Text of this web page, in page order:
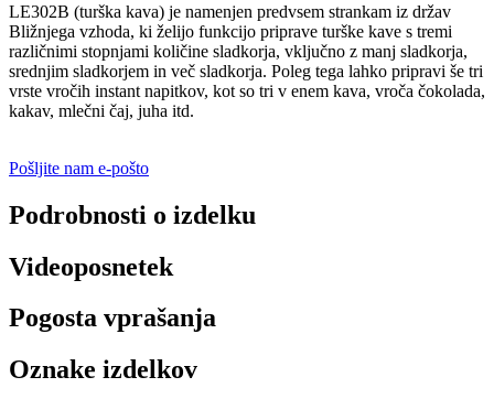
LE302B (turška kava) je namenjen predvsem strankam iz držav
Bližnjega vzhoda, ki želijo funkcijo priprave turške kave s tremi
različnimi stopnjami količine sladkorja, vključno z manj sladkorja,
srednjim sladkorjem in več sladkorja. Poleg tega lahko pripravi še tri
vrste vročih instant napitkov, kot so tri v enem kava, vroča čokolada,
kakav, mlečni čaj, juha itd.
Pošljite nam e-pošto
Podrobnosti o izdelku
Videoposnetek
Pogosta vprašanja
Oznake izdelkov